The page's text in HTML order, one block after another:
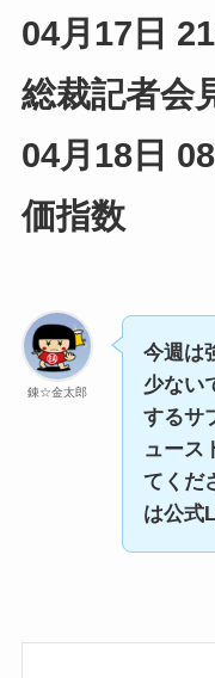
04月17日
総裁記者会
04月18日
価指数
錬☆金太郎
今週は
少ない
するサ
ュース
てくだ
は公式